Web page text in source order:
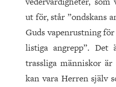
ut för, står ”ondskans
Guds vapenrustning
listiga angrepp”.
trassliga människor är
kan vara Herren själv